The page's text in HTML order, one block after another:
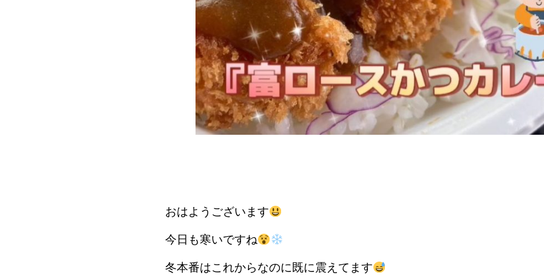
おはようございます
今日も寒いですね
冬本番はこれからなのに既に震えてます